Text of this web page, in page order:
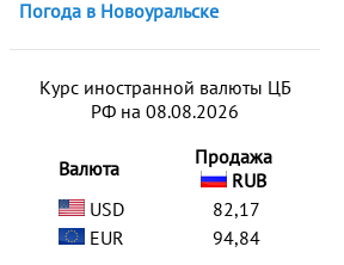
Погода в Новоуральске
Курс иностранной валюты ЦБ
РФ на 08.08.2026
Валюта
Продажа
RUB
USD
82,17
EUR
94,84